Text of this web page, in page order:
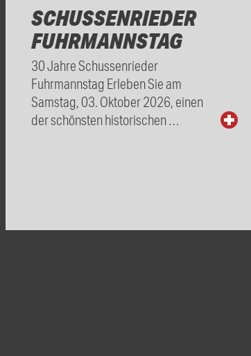
SCHUSSENRIEDER
FUHRMANNSTAG
30 Jahre Schussenrieder
Fuhrmannstag Erleben Sie am
Samstag, 03. Oktober 2026, einen
der schönsten historischen …